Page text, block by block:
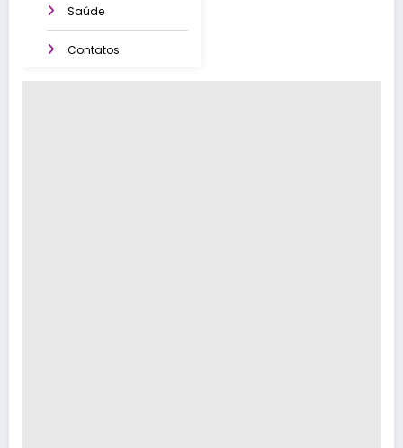
Saúde
Contatos